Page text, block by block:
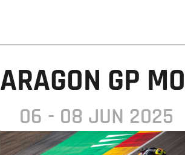
ARAGON GP
06 - 08 JUN 2025